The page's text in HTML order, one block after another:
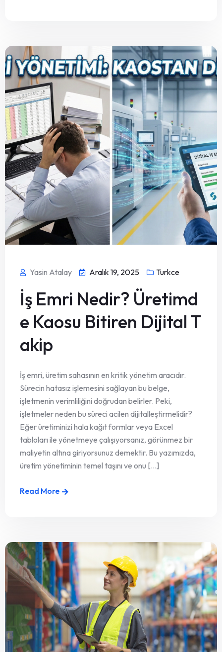
Yasin Atalay Aralık 19, 2025 Turkce
İş Emri Nedir? Üretimd
e Kaosu Bitiren Dijital T
akip
İş emri, üretim sahasının en kritik yönetim aracıdır.
Sürecin hatasız işlemesini sağlayan bu belge,
işletmenin verimliliğini doğrudan belirler. Peki,
işletmeler neden bu süreci acilen dijitalleştirmelidir?
Eğer üretiminizi hala kağıt formlar veya Excel
tabloları ile yönetmeye çalışıyorsanız, görünmez bir
maliyetin altına giriyorsunuz demektir. Bu yazımızda,
üretim yönetiminin temel taşını ve onu [...]
Read More